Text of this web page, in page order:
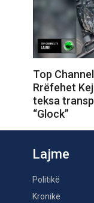
Top
Rrëfehet
teksa
“Glock”
Lajme
Politikë
Kronikë